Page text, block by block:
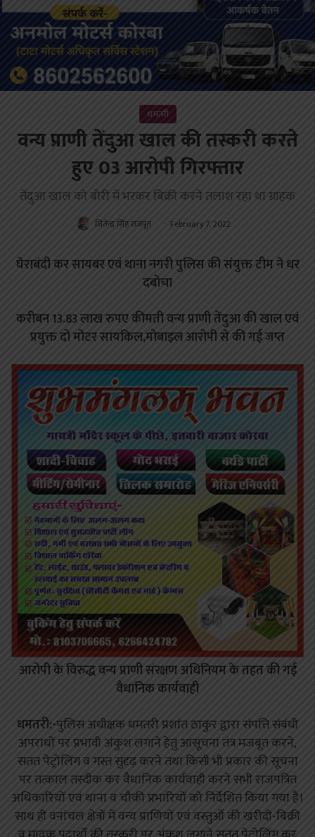
धमतरी
वन्य प्राणी तेंदुआ खाल की तस्करी करते
हुए 03 आरोपी गिरफ्तार
तेंदुआ खाल को बोरी में भरकर बिक्री करने तलाश रहा था ग्राहक
जितेन्द्र सिंह राजपूत February 7, 2022
घेराबंदी कर सायबर एवं थाना नगरी पुलिस की संयुक्त टीम ने धर
दबोचा
करीबन 13.83 लाख रुपए कीमती वन्य प्राणी तेंदुआ की खाल एवं
प्रयुक्त दो मोटर सायकिल,मोबाइल आरोपी से की गई जप्त
आरोपी के विरुद्ध वन्य प्राणी संरक्षण अधिनियम के तहत की गई
वैधानिक कार्यवाही
धमतरी:-पुलिस अधीक्षक धमतरी प्रशांत ठाकुर द्वारा संपत्ति संबंधी
अपराधों पर प्रभावी अंकुश लगाने हेतु आसूचना तंत्र मजबूत करने,
सतत पेट्रोलिंग व गस्त सुदृढ़ करने तथा किसी भी प्रकार की सूचना
पर तत्काल तस्दीक कर वैधानिक कार्यवाही करने सभी राजपत्रित
अधिकारियों एवं थाना व चौकी प्रभारियों को निर्देशित किया गया है।
साथ ही वनांचल क्षेत्रों में वन्य प्राणियों एवं वस्तुओं की खरीदी-बिक्री